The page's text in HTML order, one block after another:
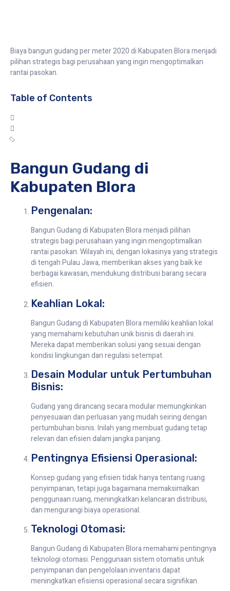
Biaya bangun gudang per meter 2020 di Kabupaten Blora menjadi
pilihan strategis bagi perusahaan yang ingin mengoptimalkan
rantai pasokan.
Table of Contents
Bangun Gudang di
Kabupaten Blora
Pengenalan:
Bangun Gudang di Kabupaten Blora menjadi pilihan
strategis bagi perusahaan yang ingin mengoptimalkan
rantai pasokan. Wilayah ini, dengan lokasinya yang strategis
di tengah Pulau Jawa, memberikan akses yang baik ke
berbagai kawasan, mendukung distribusi barang secara
efisien.
Keahlian Lokal:
Bangun Gudang di Kabupaten Blora memiliki keahlian lokal
yang memahami kebutuhan unik bisnis di daerah ini.
Mereka dapat memberikan solusi yang sesuai dengan
kondisi lingkungan dan regulasi setempat.
Desain Modular untuk Pertumbuhan
Bisnis:
Gudang yang dirancang secara modular memungkinkan
penyesuaian dan perluasan yang mudah seiring dengan
pertumbuhan bisnis. Inilah yang membuat gudang tetap
relevan dan efisien dalam jangka panjang.
Pentingnya Efisiensi Operasional:
Konsep gudang yang efisien tidak hanya tentang ruang
penyimpanan, tetapi juga bagaimana memaksimalkan
penggunaan ruang, meningkatkan kelancaran distribusi,
dan mengurangi biaya operasional.
Teknologi Otomasi:
Bangun Gudang di Kabupaten Blora memahami pentingnya
teknologi otomasi. Penggunaan sistem otomatis untuk
penyimpanan dan pengelolaan inventaris dapat
meningkatkan efisiensi operasional secara signifikan.